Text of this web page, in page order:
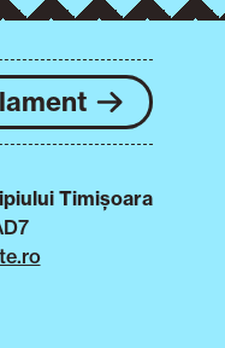
Timișoara